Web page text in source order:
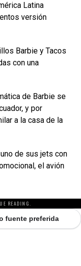
Latina
versión
Barbie y Tacos
con una
de Barbie se
y por
a la casa de la
de sus jets con
el avión
READING.
fuente preferida